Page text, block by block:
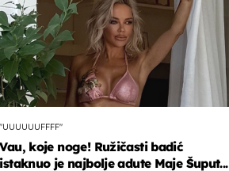
"UUUUUUFFFF"
Vau, koje noge! Ružičasti badić
istaknuo je najbolje adute Maje Šuput...